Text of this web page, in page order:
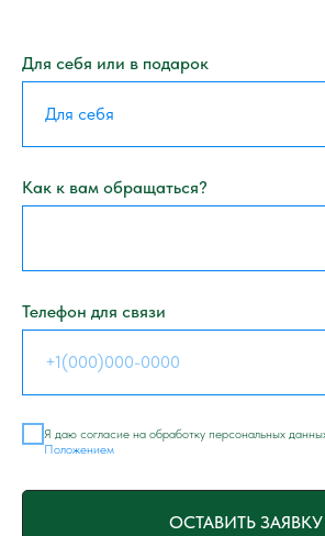
Для себя или в подарок
Как к вам обращаться?
Телефон для связи
Я даю согласие на обработку персональных
Положением
ОСТАВИТЬ ЗАЯВКУ